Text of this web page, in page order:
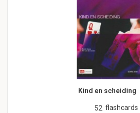
Kind en scheiding
52 flashcards